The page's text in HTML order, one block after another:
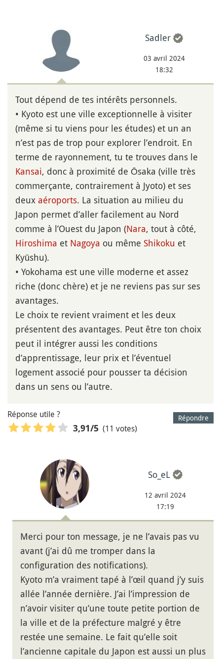
Sadler
03 avril 2024
18:32
Tout dépend de tes intérêts personnels.
• Kyoto est une ville exceptionnelle à visiter
(même si tu viens pour les études) et un an
n’est pas de trop pour explorer l’endroit. En
terme de rayonnement, tu te trouves dans le
Kansai, donc à proximité de Ōsaka (ville très
commerçante, contrairement à Jyoto) et ses
deux aéroports. La situation au milieu du
Japon permet d’aller facilement au Nord
comme à l’Ouest du Japon (Nara, tout à côté,
Hiroshima et Nagoya ou même Shikoku et
Kyūshu).
• Yokohama est une ville moderne et assez
riche (donc chère) et je ne reviens pas sur ses
avantages.
Le choix te revient vraiment et les deux
présentent des avantages. Peut être ton choix
peut il intégrer aussi les conditions
d’apprentissage, leur prix et l’éventuel
logement associé pour pousser ta décision
dans un sens ou l’autre.
Répondre
Réponse utile ?
3,91/5 (11 votes)
So_eL
12 avril 2024
17:19
Merci pour ton message, je ne l’avais pas vu
avant (j’ai dû me tromper dans la
configuration des notifications).
Kyoto m’a vraiment tapé à l’œil quand j’y suis
allée l’année dernière. J’ai l’impression de
n’avoir visiter qu’une toute petite portion de
la ville et de la préfecture malgré y être
restée une semaine. Le fait qu’elle soit
l’ancienne capitale du Japon est aussi un plus